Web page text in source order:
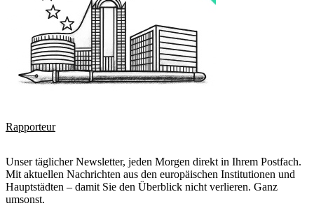
Rapporteur
Unser täglicher Newsletter, jeden Morgen direkt in Ihrem Postfach.
Mit aktuellen Nachrichten aus den europäischen Institutionen und
Hauptstädten – damit Sie den Überblick nicht verlieren. Ganz
umsonst.